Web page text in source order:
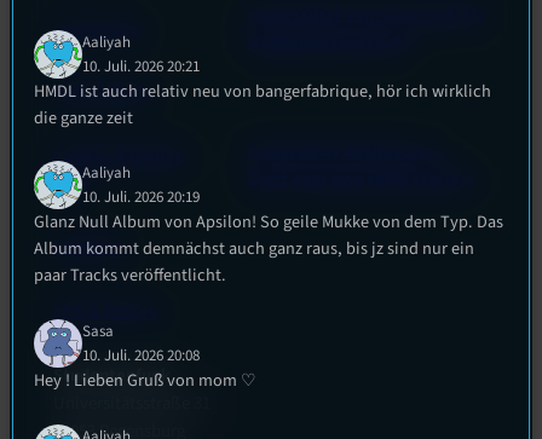
Impressum
Datenschutz
Cookie-Richtlinie
(EU)
Empfang
Studentenfunk
93053 Regensburg
Aaliyah
10. Juli. 2026 20:21
HMDL ist auch relativ neu von bangerfabrique, hör ich wirklich
die ganze zeit
Aaliyah
10. Juli. 2026 20:19
Glanz Null Album von Apsilon! So geile Mukke von dem Typ. Das
Album kommt demnächst auch ganz raus, bis jz sind nur ein
paar Tracks veröffentlicht.
Sasa
10. Juli. 2026 20:08
Hey ! Lieben Gruß von mom ♡